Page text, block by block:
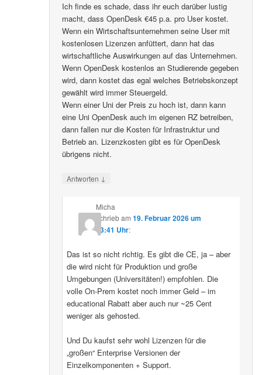
Ich finde es schade, dass ihr euch darüber lustig
macht, dass OpenDesk €45 p.a. pro User kostet.
Wenn ein Wirtschaftsunternehmen seine User mit
kostenlosen Lizenzen anfüttert, dann hat das
wirtschaftliche Auswirkungen auf das Unternehmen.
Wenn OpenDesk kostenlos an Studierende gegeben
wird, dann kostet das egal welches Betriebskonzept
gewählt wird immer Steuergeld.
Wenn einer Uni der Preis zu hoch ist, dann kann
eine Uni OpenDesk auch im eigenen RZ betreiben,
dann fallen nur die Kosten für Infrastruktur und
Betrieb an. Lizenzkosten gibt es für OpenDesk
übrigens nicht.
Antworten ↓
Micha
schriebam 19. Februar 2026 um
13:41 Uhr:
Das ist so nicht richtig. Es gibt die CE, ja – aber
die wird nicht für Produktion und große
Umgebungen (Universitäten!) empfohlen. Die
volle On-Prem kostet noch immer Geld – im
educational Rabatt aber auch nur ~25 Cent
weniger als gehosted.
Und Du kaufst sehr wohl Lizenzen für die
„großen“ Enterprise Versionen der
Einzelkomponenten + Support.